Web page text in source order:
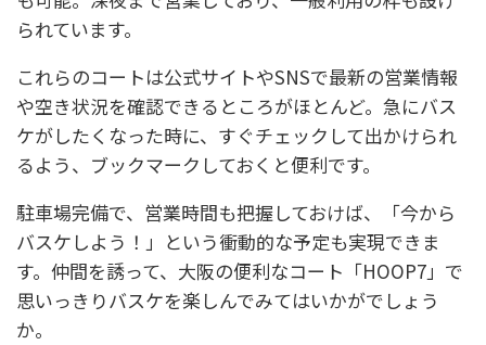
られています。
これらのコートは公式サイトやSNSで最新の営業情報
や空き状況を確認できるところがほとんど。急にバス
ケがしたくなった時に、すぐチェックして出かけられ
るよう、ブックマークしておくと便利です。
駐車場完備で、営業時間も把握しておけば、「今から
バスケしよう！」という衝動的な予定も実現できま
す。仲間を誘って、大阪の便利なコート「HOOP7」で
思いっきりバスケを楽しんでみてはいかがでしょう
か。